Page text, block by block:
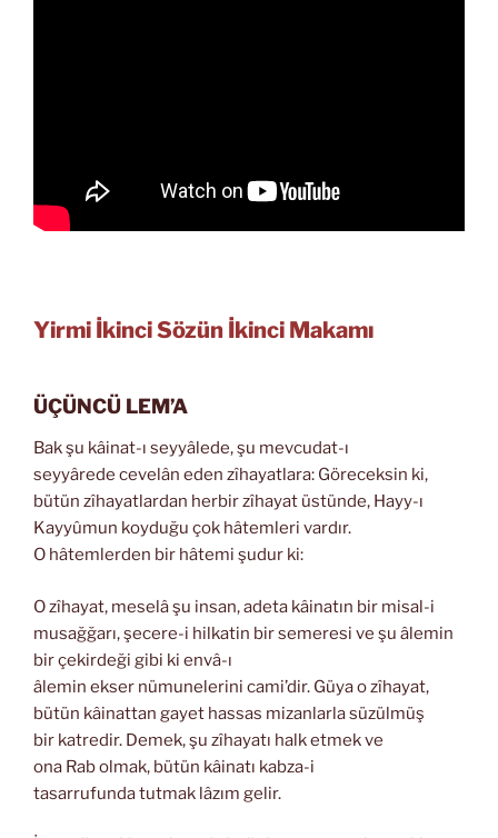
Yirmi İkinci Sözün İkinci Makamı
ÜÇÜNCÜ LEM’A
Bak şu kâinat-ı seyyâlede, şu mevcudat-ı
seyyârede cevelân eden zîhayatlara: Göreceksin ki,
bütün zîhayatlardan herbir zîhayat üstünde, Hayy-ı
Kayyûmun koyduğu çok hâtemleri vardır.
O hâtemlerden bir hâtemi şudur ki:
O zîhayat, meselâ şu insan, adeta kâinatın bir misal-i
musağğarı, şecere-i hilkatin bir semeresi ve şu âlemin
bir çekirdeği gibi ki envâ-ı
âlemin ekser nümunelerini cami’dir. Güya o zîhayat,
bütün kâinattan gayet hassas mizanlarla süzülmüş
bir katredir. Demek, şu zîhayatı halk etmek ve
ona Rab olmak, bütün kâinatı kabza-i
tasarrufunda tutmak lâzım gelir.